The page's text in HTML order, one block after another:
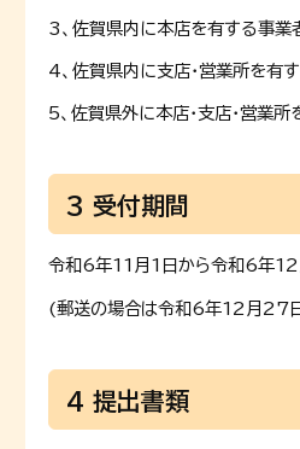
3、佐賀県内に本店を有する事業
4、佐賀県内に支店・営業所を有
5、佐賀県外に本店・支店・営業
3 受付期間
令和6年11月1日から令和6年
(郵送の場合は令和6年12月27
4 提出書類